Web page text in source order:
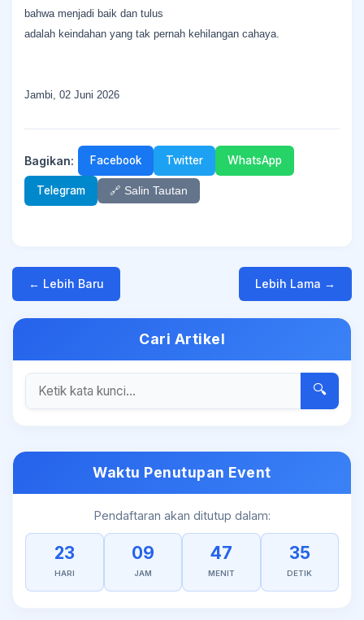
bahwa menjadi baik dan tulus
adalah keindahan yang tak pernah kehilangan cahaya.
Jambi, 02 Juni 2026
Bagikan: Facebook Twitter WhatsApp
Telegram 🔗 Salin Tautan
← Lebih Baru Lebih Lama →
Cari Artikel
🔍
Waktu Penutupan Event
Pendaftaran akan ditutup dalam:
23
HARI
09
JAM
47
MENIT
35
DETIK